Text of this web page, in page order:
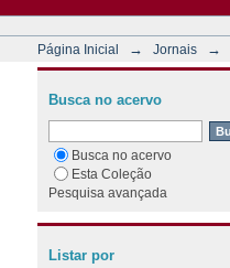
Página Inicial → Jornais →
Busca no acervo
Busca no acervo
Esta Coleção
Pesquisa avançada
Listar por